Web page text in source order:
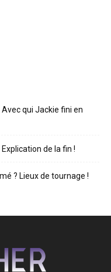
Avec qui Jackie fini en
de la fin !
? Lieux de tournage !